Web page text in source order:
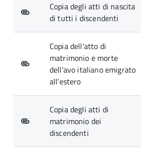
Copia degli atti di nascita
di tutti i discendenti
Copia dell'atto di
matrimonio e morte
dell'avo italiano emigrato
all'estero
Copia degli atti di
matrimonio dei
discendenti